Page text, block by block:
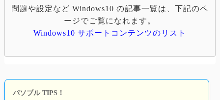
問題や設定など Windows10 の記事一覧は、下記のペ
ージでご覧になれます。
Windows10 サポートコンテンツのリスト
パソブル TIPS！